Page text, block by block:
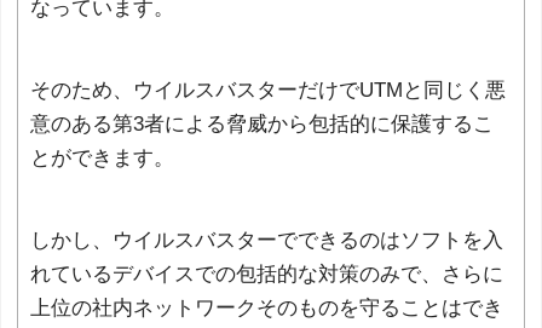
なっています。
そのため、ウイルスバスターだけでUTMと同じく悪
意のある第3者による脅威から包括的に保護するこ
とができます。
しかし、ウイルスバスターでできるのはソフトを入
れているデバイスでの包括的な対策のみで、さらに
上位の社内ネットワークそのものを守ることはでき